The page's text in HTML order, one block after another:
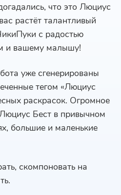
что это Люциус
растёт талантливый
с радостью
и вашему малышу!
уже сгенерированы
тегом «Люциус
раскрасок. Огромное
Бест в привычном
большие и маленькие
скомпоновать на